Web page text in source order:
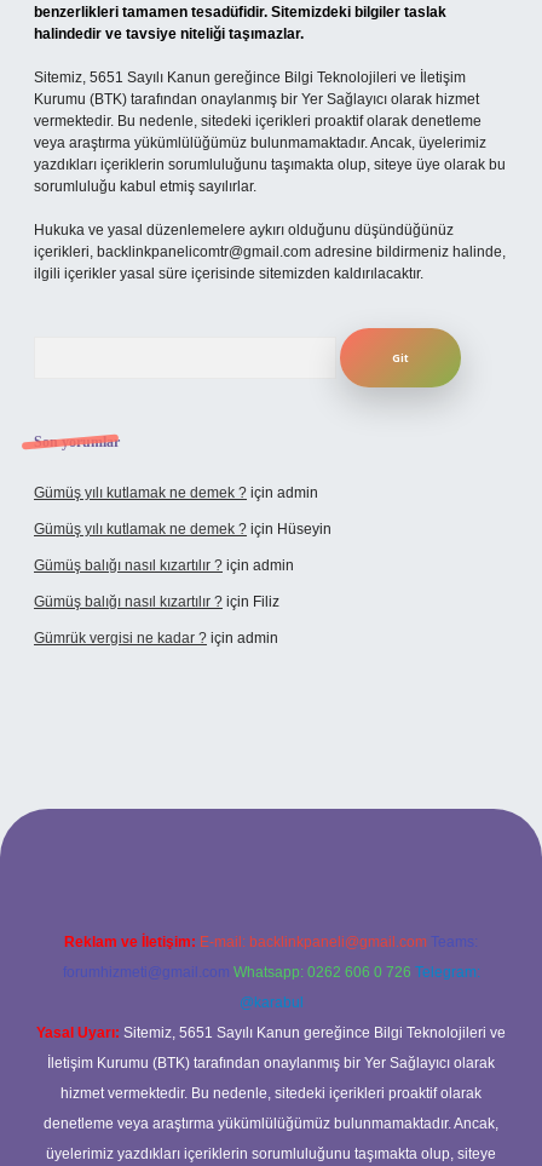
benzerlikleri tamamen tesadüfidir. Sitemizdeki bilgiler taslak
halindedir ve tavsiye niteliği taşımazlar.
Sitemiz, 5651 Sayılı Kanun gereğince Bilgi Teknolojileri ve İletişim
Kurumu (BTK) tarafından onaylanmış bir Yer Sağlayıcı olarak hizmet
vermektedir. Bu nedenle, sitedeki içerikleri proaktif olarak denetleme
veya araştırma yükümlülüğümüz bulunmamaktadır. Ancak, üyelerimiz
yazdıkları içeriklerin sorumluluğunu taşımakta olup, siteye üye olarak bu
sorumluluğu kabul etmiş sayılırlar.
Hukuka ve yasal düzenlemelere aykırı olduğunu düşündüğünüz
içerikleri, backlinkpanelicomtr@gmail.com adresine bildirmeniz halinde,
ilgili içerikler yasal süre içerisinde sitemizden kaldırılacaktır.
Son yorumlar
Gümüş yılı kutlamak ne demek ? için admin
Gümüş yılı kutlamak ne demek ? için Hüseyin
Gümüş balığı nasıl kızartılır ? için admin
Gümüş balığı nasıl kızartılır ? için Filiz
Gümrük vergisi ne kadar ? için admin
giriş adresi
Reklam ve İletişim: E-mail: backlinkpaneli@gmail.com Teams:
forumhizmeti@gmail.com Whatsapp: 0262 606 0 726 Telegram:
@karabul
Yasal Uyarı: Sitemiz, 5651 Sayılı Kanun gereğince Bilgi Teknolojileri ve
İletişim Kurumu (BTK) tarafından onaylanmış bir Yer Sağlayıcı olarak
hizmet vermektedir. Bu nedenle, sitedeki içerikleri proaktif olarak
denetleme veya araştırma yükümlülüğümüz bulunmamaktadır. Ancak,
üyelerimiz yazdıkları içeriklerin sorumluluğunu taşımakta olup, siteye